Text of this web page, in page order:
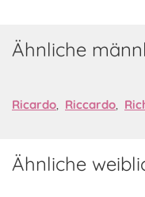
Ähnliche
Ricardo, Riccardo,
Ähnliche